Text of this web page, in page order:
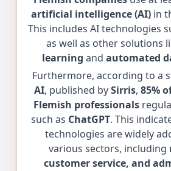
artificial intelligence (AI) in
This includes AI technologies
as well as other solutions
learning and automated
Furthermore, according to a
AI, published bySirris, 85%
Flemish professionals
such as ChatGPT. This
technologies are widely
various sectors, including
customer service, and